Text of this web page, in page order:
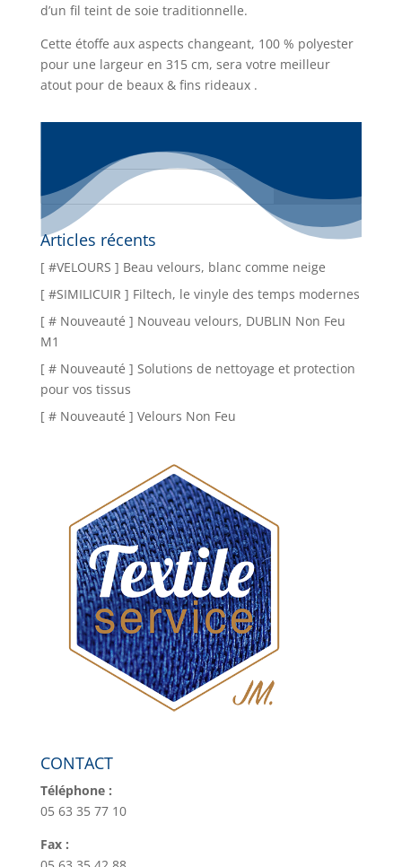
d’un fil teint de soie traditionnelle.
Cette étoffe aux aspects changeant, 100 % polyester
pour une largeur en 315 cm, sera votre meilleur
atout pour de beaux & fins rideaux .
Articles récents
[ #VELOURS ] Beau velours, blanc comme neige
[ #SIMILICUIR ] Filtech, le vinyle des temps modernes
[ # Nouveauté ] Nouveau velours, DUBLIN Non Feu
M1
[ # Nouveauté ] Solutions de nettoyage et protection
pour vos tissus
[ # Nouveauté ] Velours Non Feu
CONTACT
Téléphone :
05 63 35 77 10
Fax :